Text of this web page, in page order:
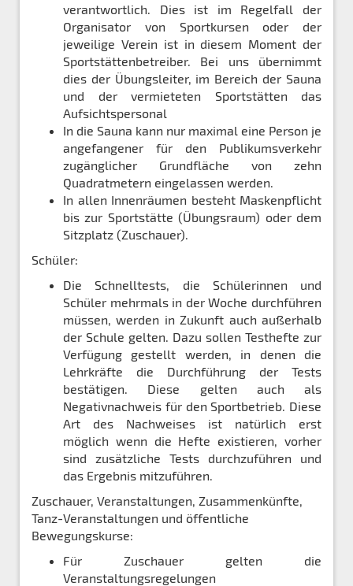
verantwortlich. Dies ist im Regelfall der
Organisator von Sportkursen oder der
jeweilige Verein ist in diesem Moment der
Sportstättenbetreiber. Bei uns übernimmt
dies der Übungsleiter, im Bereich der Sauna
und der vermieteten Sportstätten das
Aufsichtspersonal
In die Sauna kann nur maximal eine Person je
angefangener für den Publikumsverkehr
zugänglicher Grundfläche von zehn
Quadratmetern eingelassen werden.
In allen Innenräumen besteht Maskenpflicht
bis zur Sportstätte (Übungsraum) oder dem
Sitzplatz (Zuschauer).
Schüler:
Die Schnelltests, die Schülerinnen und
Schüler mehrmals in der Woche durchführen
müssen, werden in Zukunft auch außerhalb
der Schule gelten. Dazu sollen Testhefte zur
Verfügung gestellt werden, in denen die
Lehrkräfte die Durchführung der Tests
bestätigen. Diese gelten auch als
Negativnachweis für den Sportbetrieb. Diese
Art des Nachweises ist natürlich erst
möglich wenn die Hefte existieren, vorher
sind zusätzliche Tests durchzuführen und
das Ergebnis mitzuführen.
Zuschauer, Veranstaltungen, Zusammenkünfte,
Tanz-Veranstaltungen und öffentliche
Bewegungskurse:
Für Zuschauer gelten die
Veranstaltungsregelungen